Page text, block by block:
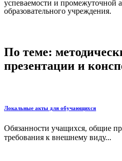
успеваемости и промежуточной
образовательного учреждения.
По теме:
презентации и
Локальные акты для обучающихся
Обязанности учащихся, общие
требования к внешнему виду...